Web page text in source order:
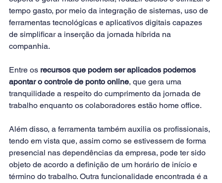
tempo gasto, por meio da integração de sistemas, uso de
ferramentas tecnológicas e aplicativos digitais capazes
de simplificar a inserção da jornada híbrida na
companhia.
Entre os recursos que podem ser aplicados podemos
apontar o controle de ponto online, que gera uma
tranquilidade a respeito do cumprimento da jornada de
trabalho enquanto os colaboradores estão home office.
Além disso, a ferramenta também auxilia os profissionais,
tendo em vista que, assim como se estivessem de forma
presencial nas dependências da empresa, pode ter sido
objeto de acordo a definição de um horário de início e
término do trabalho. Outra funcionalidade encontrada é a